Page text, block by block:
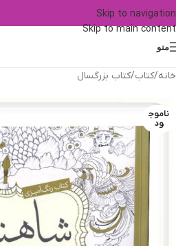
Skip to navigation
Skip to main content
منو
خانه/کتاب/کتاب بزرگسال
ناموج
ود